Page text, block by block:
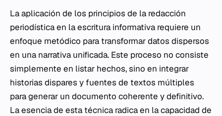
La aplicación de los principios de la redacción
periodística en la escritura informativa requiere un
enfoque metódico para transformar datos dispersos
en una narrativa unificada. Este proceso no consiste
simplemente en listar hechos, sino en integrar
historias dispares y fuentes de textos múltiples
para generar un documento coherente y definitivo.
La esencia de esta técnica radica en la capacidad de